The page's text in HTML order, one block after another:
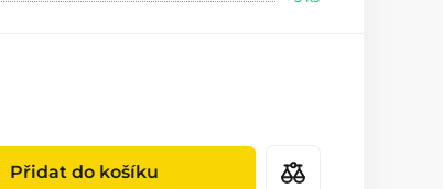
Přidat do košíku